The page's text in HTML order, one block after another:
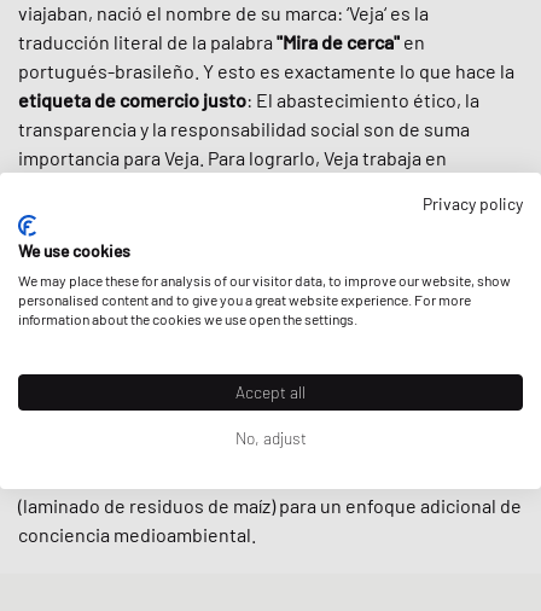
viajaban, nació el nombre de su marca: ‘Veja‘ es la
traducción literal de la palabra "Mira de cerca" en
portugués-brasileño. Y esto es exactamente lo que hace la
etiqueta de comercio justo: El abastecimiento ético, la
transparencia y la responsabilidad social son de suma
importancia para Veja. Para lograrlo, Veja trabaja en
en el marco de prácticas de comercio justo, esforzándose
porapoyar a las comunidades locales
materiales recicladosyproducidos de forma sostenible,
como el algodón orgánico y el caucho silvestre.
y laV-12, las zapatillas de Veja son
indispensables en las calles hoy en día. La guinda del pastel
es que la marca también ofrece sus zapatillas en una
(laminado de residuos de maíz) para un enfoque adicional de
conciencia medioambiental.
Privacy policy
We use cookies
We may place these for analysis of our visitor data, to improve our website, show
personalised content and to give you a great website experience. For more
information about the cookies we use open the settings.
Accept all
No, adjust